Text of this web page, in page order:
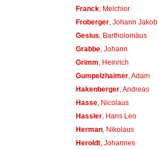
Franck, Melchior
Froberger, Johann Jakob
Gesius , Bartholomäus
Grabbe, Johann
Grimm , Heinrich
Gumpelzhaimer, Adam
Hakenberger, Andreas
Hasse, Nicolaus
Hassler, Hans Leo
Herman, Nikolaus
Heroldt, Johannes